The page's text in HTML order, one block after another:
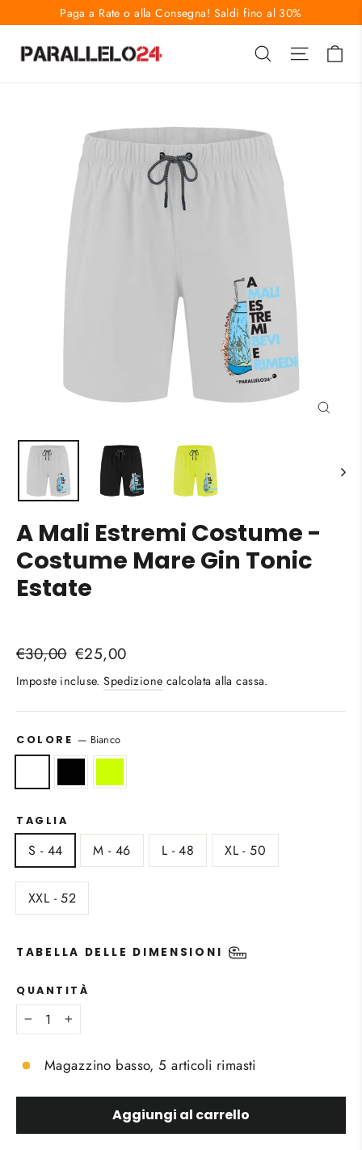
direttamente
Paga a Rate o alla Consegna! Saldi fino al 30%
Cerca
A Mali Estremi Costume -
Costume Mare Gin Tonic
Estate
invalid url input
Prezzo
di
€30,00 Prezzo
scontato
€25,00
Imposte incluse.Spedizione calcolata alla cassa.
COLORE — Bianco
TAGLIA
S - 44 M - 46 L - 48 XL - 50
XXL - 52
TABELLA DELLE DIMENSIONI
QUANTITÀ
−
+
Magazzino basso, 5 articoli rimasti
Aggiungi al carrello